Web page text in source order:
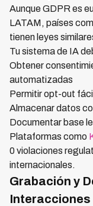
Aunque GDPR es
LATAM, países
tienen leyes
Tu sistema de IA
Obtener
automatizadas
Permitir opt-out
Almacenar datos
Documentar base
Plataformas como
0 violaciones
internacionales.
Grabación y
Interacciones